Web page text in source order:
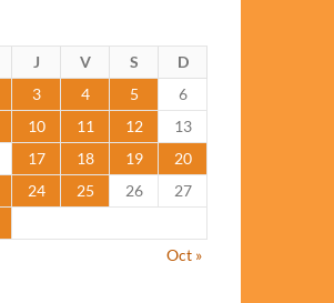
J V S
D
3 4 5
6
10 11 12
13
17 18 19
20
24 25 26
27
Oct »